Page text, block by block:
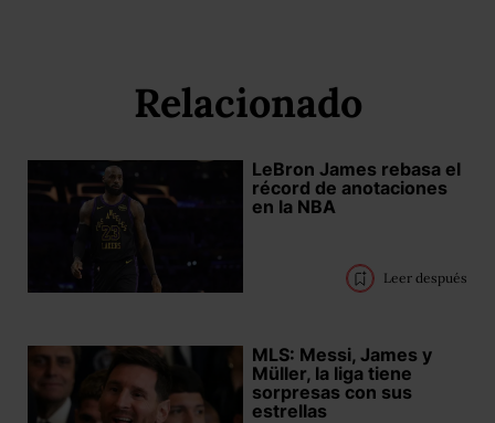
Relacionado
LeBron James rebasa el
récord de anotaciones
en la NBA
Leer después
MLS: Messi, James y
Müller, la liga tiene
sorpresas con sus
estrellas